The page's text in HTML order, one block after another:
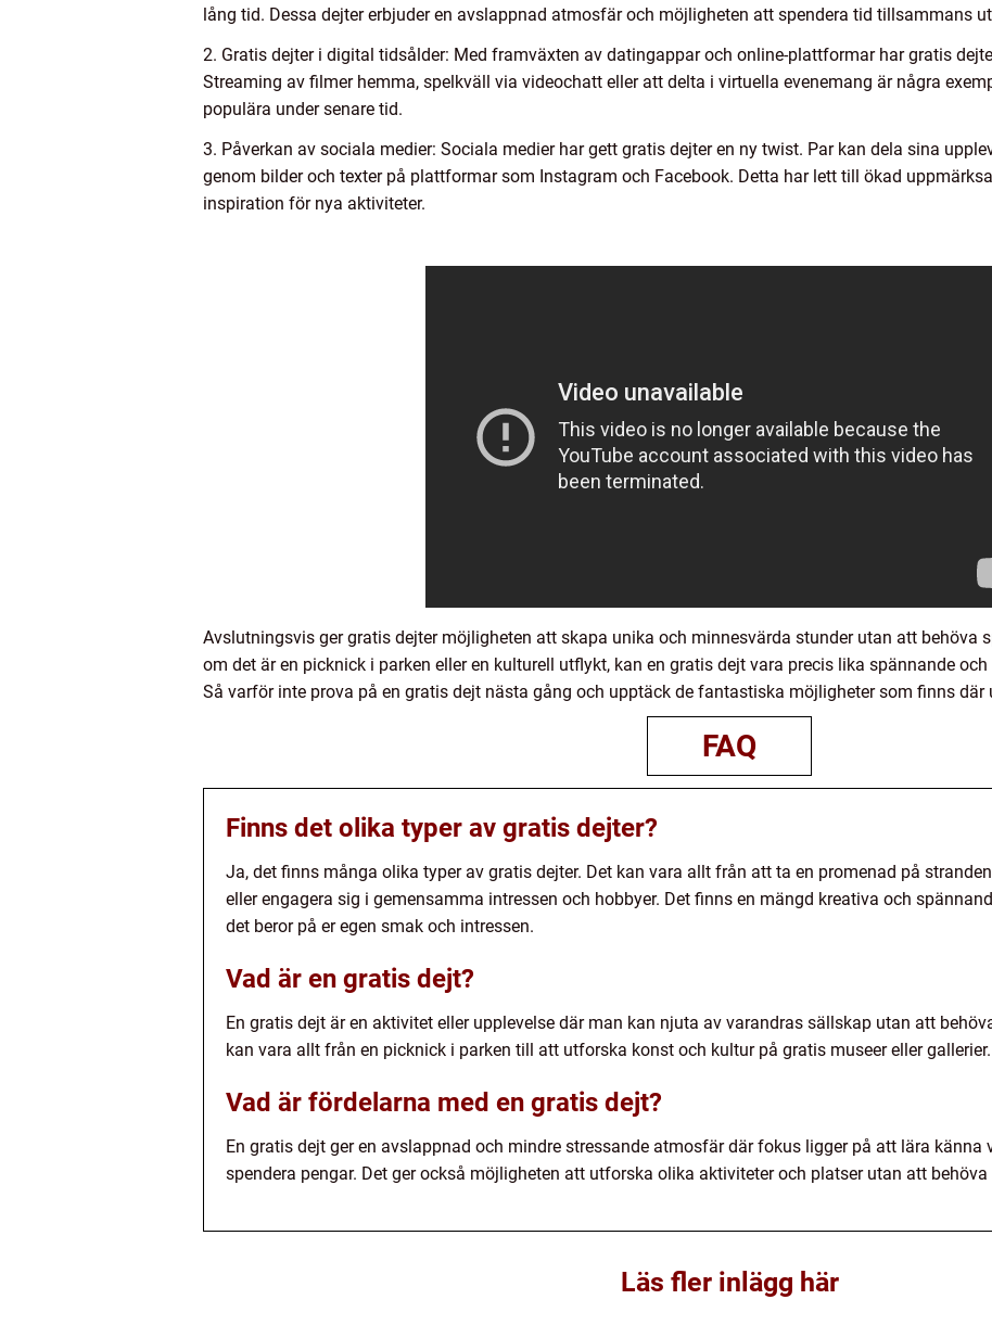
lång tid. Dessa dejter erbjuder en avslappnad atmosfär och möjligheten att spendera tid tillsammans
2. Gratis dejter i digital tidsålder: Med framväxten av datingappar och online-plattformar har gratis
Streaming av filmer hemma, spelkväll via videochatt eller att delta i virtuella evenemang är några
populära under senare tid.
3. Påverkan av sociala medier: Sociala medier har gett gratis dejter en ny twist. Par kan dela sina
genom bilder och texter på plattformar som Instagram och Facebook. Detta har lett till ökad
inspiration för nya aktiviteter.
Avslutningsvis ger gratis dejter möjligheten att skapa unika och minnesvärda stunder utan att behöva
om det är en picknick i parken eller en kulturell utflykt, kan en gratis dejt vara precis lika spännande
Så varför inte prova på en gratis dejt nästa gång och upptäck de fantastiska möjligheter som finns där
FAQ
Finns det olika typer av gratis dejter?
Ja, det finns många olika typer av gratis dejter. Det kan vara allt från att ta en promenad på
eller engagera sig i gemensamma intressen och hobbyer. Det finns en mängd kreativa och
det beror på er egen smak och intressen.
Vad är en gratis dejt?
En gratis dejt är en aktivitet eller upplevelse där man kan njuta av varandras sällskap utan att
kan vara allt från en picknick i parken till att utforska konst och kultur på gratis museer eller gallerier.
Vad är fördelarna med en gratis dejt?
En gratis dejt ger en avslappnad och mindre stressande atmosfär där fokus ligger på att lära
spendera pengar. Det ger också möjligheten att utforska olika aktiviteter och platser utan att
Läs fler inlägg här